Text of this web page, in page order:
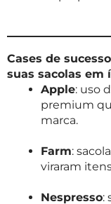
Cases de
suas sacolas em
Apple: uso
premium
marca.
Farm:
viraram
Nespresso: